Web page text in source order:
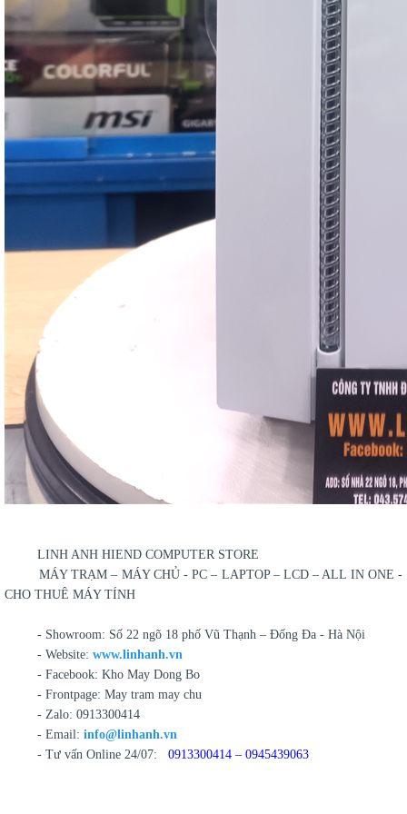
LINH ANH HIEND COMPUTER STORE
MÁY TRẠM – MÁY CHỦ - PC – LAPTOP – LCD – ALL IN ONE -
CHO THUÊ MÁY TÍNH
- Showroom: Số 22 ngõ 18 phố Vũ Thạnh – Đống Đa - Hà Nội
- Website: www.linhanh.vn
- Facebook: Kho May Dong Bo
- Frontpage: May tram may chu
- Zalo: 0913300414
- Email: info@linhanh.vn
- Tư vấn Online 24/07: 0913300414 – 0945439063